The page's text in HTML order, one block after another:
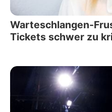
Warteschlangen-
Tickets schwer zu